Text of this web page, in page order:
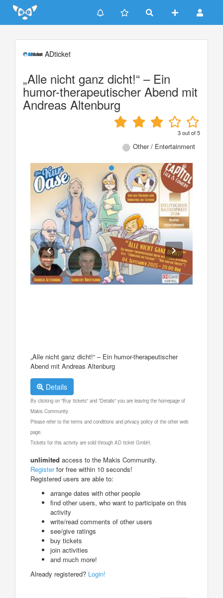
Update cookies preferences
ADticket
„Alle nicht ganz dicht!“ – Ein
humor-therapeutischer Abend mit
Andreas Altenburg
3out of5
Other / Entertainment
„Alle nicht ganz dicht!“ – Ein humor-therapeutischer
Abend mit Andreas Altenburg
Details
By clicking on "Buy tickets" and "Details" you are leaving the homepage of
Makis Community.
Please refer to the terms and conditions and privacy policy of the other web
page.
Tickets for this activity are sold through AD ticket GmbH.
unlimited access to the Makis Community.
Registerfor free within 10 seconds!
Registered users are able to:
arrange dates with other people
find other users, who want to participate on this
activity
write/read comments of other users
see/give ratings
buy tickets
join activities
and much more!
Already registered? Login!